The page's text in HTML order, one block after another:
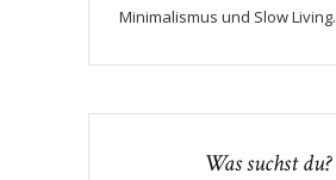
Minimalismus und Slow Living.
Was suchst du?